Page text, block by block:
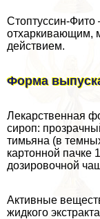
Стоптуссин-Фито
отхаркивающим,
действием.
Форма
Лекарственная
сироп:
тимьяна (в
картонной пачке
дозировочной
Активные
жидкого